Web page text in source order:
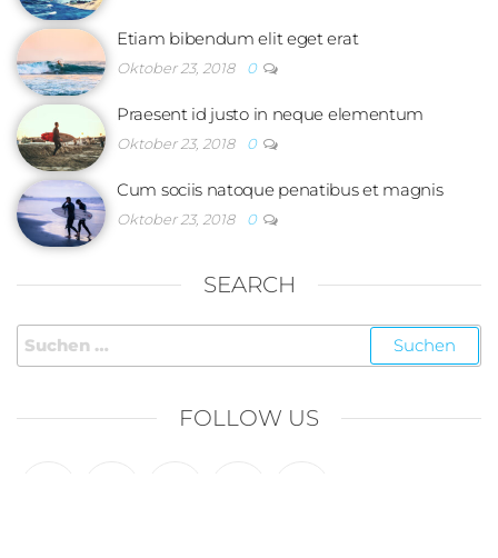
Etiam bibendum elit eget erat
Oktober 23, 2018 0
Praesent id justo in neque elementum
Oktober 23, 2018 0
Cum sociis natoque penatibus et magnis
Oktober 23, 2018 0
SEARCH
FOLLOW US